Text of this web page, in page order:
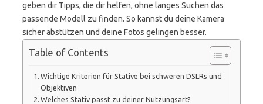
geben dir Tipps, die dir helfen, ohne langes Suchen das
passende Modell zu finden. So kannst du deine Kamera
sicher abstützen und deine Fotos gelingen besser.
Table of Contents
Wichtige Kriterien für Stative bei schweren DSLRs und
Objektiven
Welches Stativ passt zu deiner Nutzungsart?